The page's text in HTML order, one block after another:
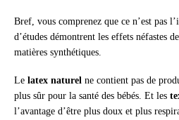
Bref, vous comprenez que ce n’est pas
d’études démontrent les effets néfastes
matières synthétiques.
Le latex naturel ne contient pas de
plus sûr pour la santé des bébés. Et les
l’avantage d’être plus doux et plus